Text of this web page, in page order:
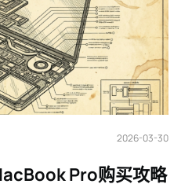
2026-03-30
Pro购买攻略